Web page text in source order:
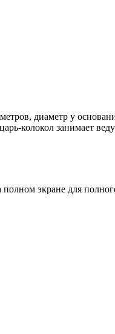
диаметр у
колокол занимает
экране для